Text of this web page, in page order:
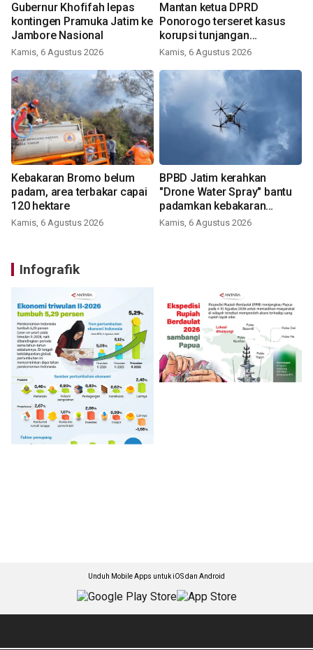
Gubernur Khofifah lepas
kontingen Pramuka Jatim ke
Jambore Nasional
Kamis, 6 Agustus 2026
Mantan ketua DPRD
Ponorogo terseret kasus
korupsi tunjangan
perumahan
Kamis, 6 Agustus 2026
Kebakaran Bromo belum
padam, area terbakar capai
120 hektare
Kamis, 6 Agustus 2026
BPBD Jatim kerahkan
"Drone Water Spray" bantu
padamkan kebakaran
Bromo
Kamis, 6 Agustus 2026
Infografik
Unduh Mobile Apps untuk iOS dan Android